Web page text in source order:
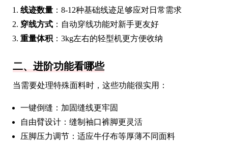
线迹数量 ：8-12种基础线迹足够应对日常需求
穿线方式 ：自动穿线功能对新手更友好
重量体积 ：3kg左右的轻型机更方便收纳
二、进阶功能看哪些
当需要处理特殊面料时，这些功能很实用：
一键倒缝：加固缝线更牢固
自由臂设计：缝制袖口裤脚更灵活
压脚压力调节：适应牛仔布等厚薄不同面料